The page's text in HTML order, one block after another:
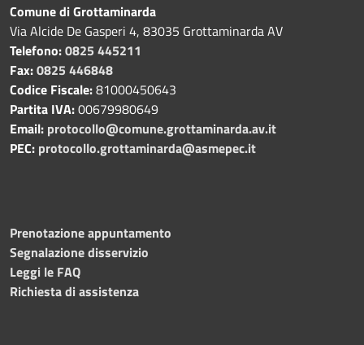
Comune di Grottaminarda
Via Alcide De Gasperi 4, 83035 Grottaminarda AV
Telefono:0825 445211
Fax:0825 446848
Codice Fiscale:81000450643
Partita IVA:00679980649
Email: protocollo@comune.grottaminarda.av.it
PEC: protocollo.grottaminarda@asmepec.it
Prenotazione appuntamento
Segnalazione disservizio
Leggi le FAQ
Richiesta di assistenza